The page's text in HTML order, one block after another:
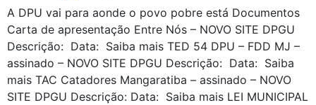
A DPU vai para aonde o povo pobre está Documentos
Carta de apresentação Entre Nós – NOVO SITE DPGU
Descrição: Data: Saiba mais TED 54 DPU – FDD MJ –
assinado – NOVO SITE DPGU Descrição: Data: Saiba
mais TAC Catadores Mangaratiba – assinado – NOVO
SITE DPGU Descrição: Data: Saiba mais LEI MUNICIPAL